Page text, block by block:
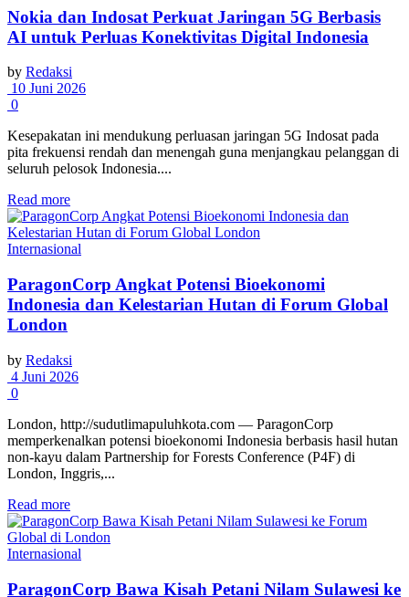
Nokia dan Indosat Perkuat Jaringan 5G Berbasis
AI untuk Perluas Konektivitas Digital Indonesia
by Redaksi
10 Juni 2026
0
Kesepakatan ini mendukung perluasan jaringan 5G Indosat pada
pita frekuensi rendah dan menengah guna menjangkau pelanggan di
seluruh pelosok Indonesia....
Read more
Internasional
ParagonCorp Angkat Potensi Bioekonomi
Indonesia dan Kelestarian Hutan di Forum Global
London
by Redaksi
4 Juni 2026
0
London, http://sudutlimapuluhkota.com — ParagonCorp
memperkenalkan potensi bioekonomi Indonesia berbasis hasil hutan
non-kayu dalam Partnership for Forests Conference (P4F) di
London, Inggris,...
Read more
Internasional
ParagonCorp Bawa Kisah Petani Nilam Sulawesi ke